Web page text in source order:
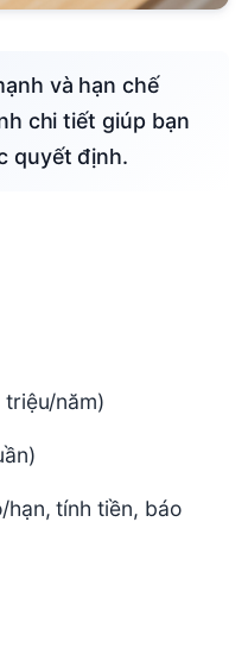
chi tiết giúp bạn
quyết định.
năm)
hạn, tính tiền, báo